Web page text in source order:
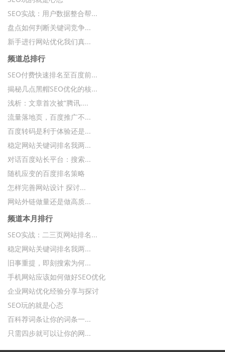
SEO实战：用户数据整合帮...
盘点如何判断关键词竞争...
新手进行网站优化我们真...
频道总排行
SEO付费快速排名至百度前...
揭秘几点黑帽SEO优化的核...
浅析：文章首次被“腾讯....
流量落地页，百度推广不...
百度转码是利于体验还是...
稳定网站关键词排名我两...
对话百度站长平台：搜索...
随机应变的百度排名策略
怎样完善网站设计 探讨...
网站外链做量还是做高质...
频道本月排行
SEO实战：二三页网站排名...
稳定网站关键词排名我两...
旧事重提，即刻搜索为何...
手机网站应该如何做好SEO优化
企业网站优化经验分享与探讨
SEO玩的就是心态
百科荐词条让你的词条一...
只需四步就可以让你的网...